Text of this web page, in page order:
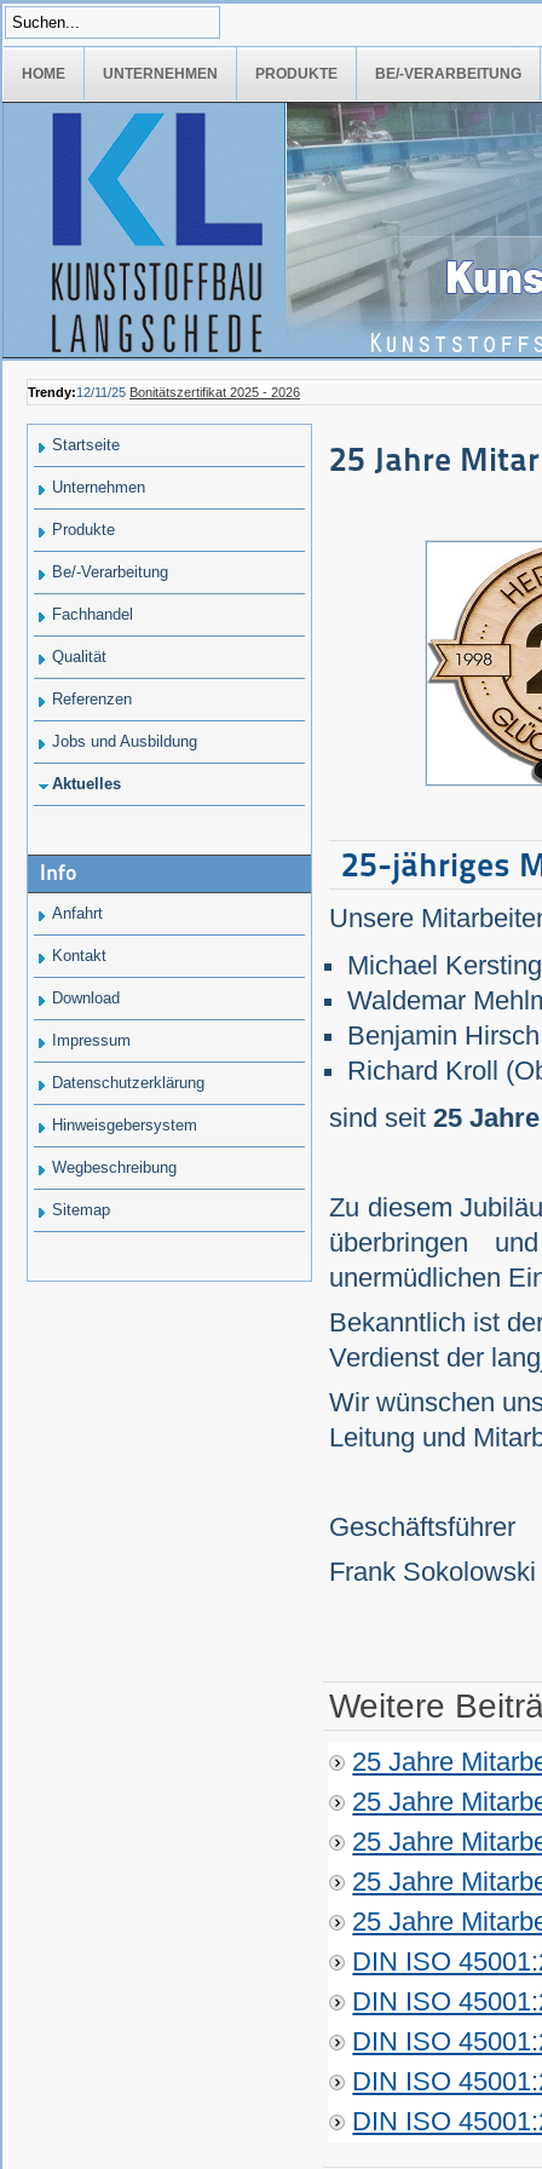
HOME UNTERNEHMEN PRODUKTE BE/-VERARBEITUNG
Trendy:12/11/25 Bonitätszertifikat 2025 - 2026
Startseite
Unternehmen
Produkte
Be/-Verarbeitung
Fachhandel
Qualität
Referenzen
Jobs und Ausbildung
Aktuelles
Info
Anfahrt
Kontakt
Download
Impressum
Datenschutzerklärung
Hinweisgebersystem
Wegbeschreibung
Sitemap
25 Jahre
25-jähriges
Unsere
Michael
Waldemar
Benjamin
Richard Kroll
sind seit25 Jahre
Zu diesem
überbringen
unermüdlichen
Bekanntlich ist
Verdienst der
Wir wünschen
Leitung und
Geschäftsführer
Frank Sokolowski
Weitere
25 Jahre
25 Jahre
25 Jahre
25 Jahre
25 Jahre
DIN ISO
DIN ISO
DIN ISO
DIN ISO
DIN ISO